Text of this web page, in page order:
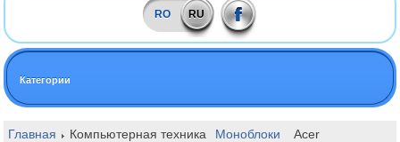
RO RU
Категории
Главная Компьютерная техника Моноблоки Acer